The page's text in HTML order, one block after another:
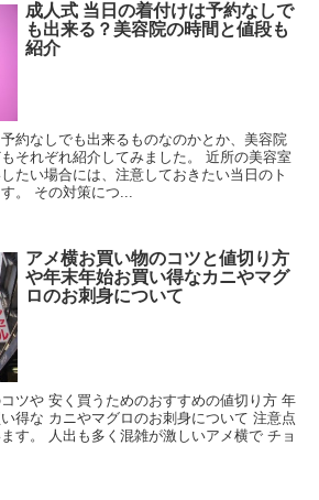
成人式 当日の着付けは予約なしで
も出来る？美容院の時間と値段も
紹介
約なしでも出来るものなのかとか、美容院
それぞれ紹介してみました。 近所の美容室
たい場合には、注意しておきたい当日のト
。 その対策につ...
アメ横お買い物のコツと値切り方
や年末年始お買い得なカニやマグ
ロのお刺身について
ツや 安く買うためのおすすめの値切り方 年
得な カニやマグロのお刺身について 注意点
す。 人出も多く混雑が激しいアメ横で チョ